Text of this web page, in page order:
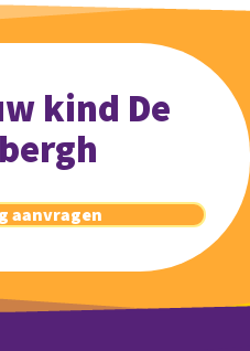
kind De
aanvragen